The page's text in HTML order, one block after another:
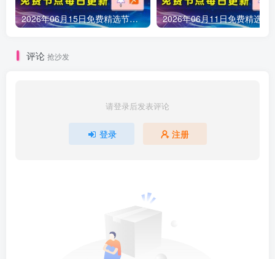
2026年06月15日免费精选节点245条 可看1080P/4K视频 v2ray|clash|小火箭订阅链接 手机电脑 科学上网|梯子|翻墙|代理|VPN|外网
评论 抢沙发
请登录后发表评论
登录 注册